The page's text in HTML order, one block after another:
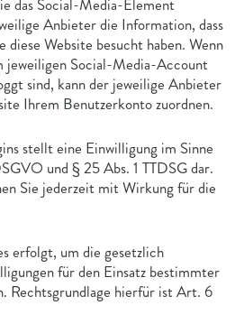
Anbieter die Information, dass
Website besucht haben. Wenn
jeweiligen Social-Media-Account
sind, kann der jeweilige Anbieter
Ihrem Benutzerkonto zuordnen.
stellt eine Einwilligung im Sinne
und § 25 Abs. 1 TTDSG dar.
Sie jederzeit mit Wirkung für die
erfolgt, um die gesetzlich
für den Einsatz bestimmter
Rechtsgrundlage hierfür ist Art. 6